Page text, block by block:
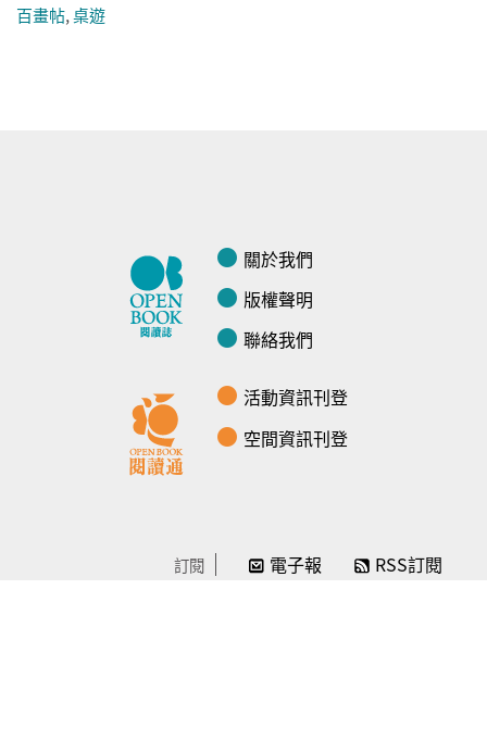
百畫帖,桌遊
關於我們
版權聲明
聯絡我們
活動資訊刊登
空間資訊刊登
訂閱 電子報 RSS訂閱